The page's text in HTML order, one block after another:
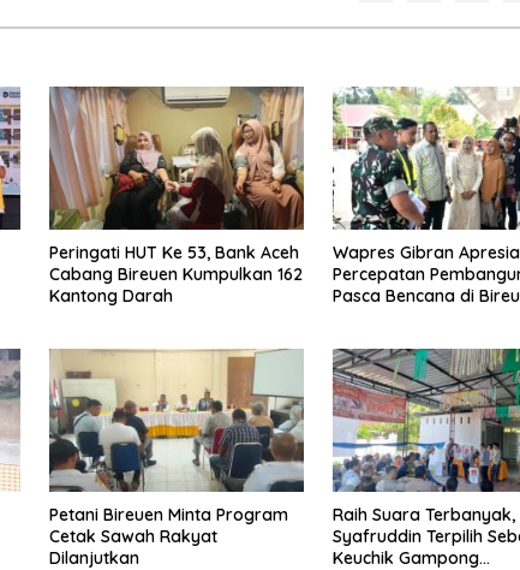
Peringati HUT Ke 53, Bank Aceh
Cabang Bireuen Kumpulkan 162
Kantong Darah
Wapres Gibran
Percepatan
Pasca Bencana di
Petani Bireuen Minta Program
Cetak Sawah Rakyat
Dilanjutkan
Raih Suara Terbanyak,
Syafruddin Terpilih
Keuchik Gampong